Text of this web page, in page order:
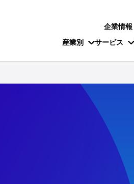
企業情報
産業別
サービス